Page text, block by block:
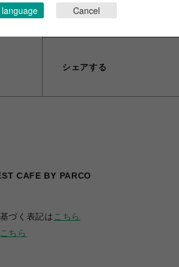
(C)2015 EXNOA LLC/
シェアする
CAFE BY PARCO
づく表記は こちら
こちら
Cancel